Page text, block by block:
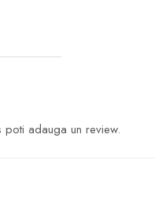
adauga un review.